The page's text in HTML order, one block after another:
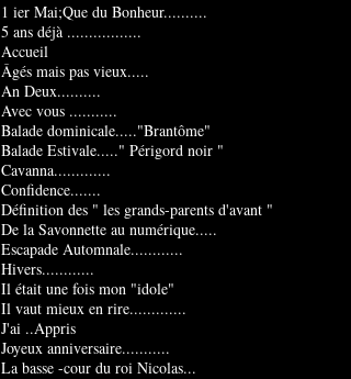
1 ier Mai;Que du Bonheur..........
5 ans déjà .................
Accueil
Âgés mais pas vieux.....
An Deux..........
Avec vous ...........
Balade dominicale....."Brantôme"
Balade Estivale....." Périgord noir "
Cavanna.............
Confidence.......
Définition des " les grands-parents d'avant "
De la Savonnette au numérique.....
Escapade Automnale............
Hivers............
Il était une fois mon "idole"
Il vaut mieux en rire.............
J'ai ..Appris
Joyeux anniversaire...........
La basse -cour du roi Nicolas...